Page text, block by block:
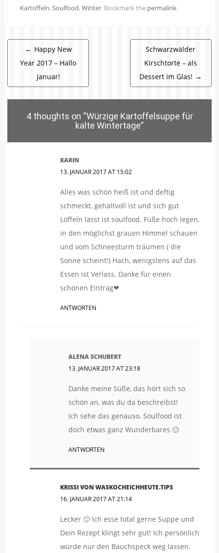
Kartoffeln, Soulfood, Winter. Bookmark the permalink.
Beitragsnavigation
← Happy New
Year 2017 – Hallo
Januar!
Schwarzwälder
Kirschtorte – als
Dessert im Glas! →
4 thoughts on “Würzige Kartoffelsuppe für
kalte Wintertage”
KARIN
13. JANUAR 2017 AT 15:02
Alles was schön heiß ist und deftig
schmeckt, gehaltvoll ist und sich gut
Löffeln lässt ist soulfood. Füße hoch legen,
in den möglichst grauen Himmel schauen
und vom Schneesturm träumen ( die
Sonne scheint!) Hach, wenigstens auf das
Essen ist Verlass. Danke für einen
schönen Eintrag❤
ANTWORTEN
ALENA SCHUBERT
13. JANUAR 2017 AT 23:18
Danke meine Süße, das hört sich so
schön an, was du da beschreibst!
Ich sehe das genauso. Soulfood ist
doch etwas ganz Wunderbares 🙂
ANTWORTEN
KRISSI VON WASKOCHEICHHEUTE.TIPS
16. JANUAR 2017 AT 21:14
Lecker 🙂 Ich esse total gerne Suppe und
Dein Rezept klingt sehr gut! Ich persönlich
würde nur den Bauchspeck weg lassen.